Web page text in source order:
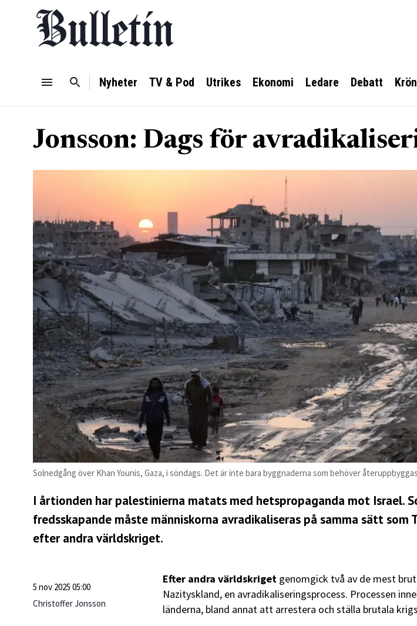
Nyheter TV & Pod Utrikes Ekonomi Ledare Debatt
Jonsson: Dags för
Solnedgång över Khan Younis, Gaza, i söndags. Det är inte bara byggnaderna som behöver
I årtionden har palestinierna matats med hetspropaganda mot Israel.
fredsskapande måste människorna avradikaliseras på samma sätt som
efter andra världskriget.
5 nov 2025 05:00
Christoffer Jonsson
Efter andra världskriget genomgick två av de mest
Nazityskland, en avradikaliseringsprocess. Processen
länderna, bland annat att arrestera och ställa brutala